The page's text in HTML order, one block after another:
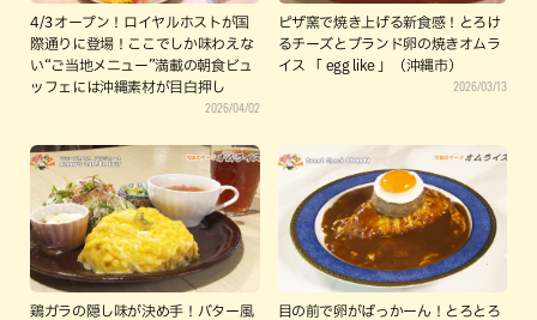
4/3オープン！ロイヤルホストが国
際通りに登場！ここでしか味わえな
い“ご当地メニュー”満載の朝食ビュ
ッフェには沖縄素材が目白押し
2026/04/02
ピザ窯で焼き上げる新食感！とろけ
るチーズとブランド卵の焼きオムラ
イス 「 egg like 」（沖縄市）
2026/03/13
鶏ガラの隠し味が決め手！バター風
目の前で卵がぱっかーん！とろとろ